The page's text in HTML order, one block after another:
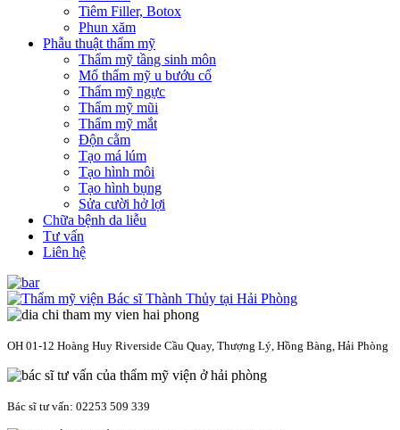
Tiêm Filler, Botox
Phun xăm
Phẫu thuật thẩm mỹ
Thẩm mỹ tầng sinh môn
Mổ thẩm mỹ u bướu cổ
Thẩm mỹ ngực
Thẩm mỹ mũi
Thẩm mỹ mắt
Độn cằm
Tạo má lúm
Tạo hình môi
Tạo hình bụng
Sửa cười hở lợi
Chữa bệnh da liễu
Tư vấn
Liên hệ
OH 01-12 Hoàng Huy Riverside Cầu Quay, Thượng Lý, Hồng Bàng, Hải Phòng
Bác sĩ tư vấn: 02253 509 339